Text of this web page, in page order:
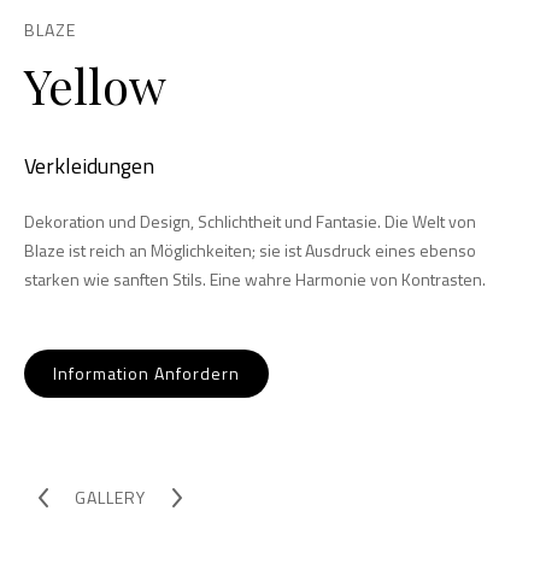
BLAZE
Yellow
Verkleidungen
Dekoration und Design, Schlichtheit und Fantasie. Die Welt von
Blaze ist reich an Möglichkeiten; sie ist Ausdruck eines ebenso
starken wie sanften Stils. Eine wahre Harmonie von Kontrasten.
Information Anfordern
GALLERY